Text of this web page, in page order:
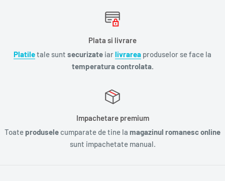
Plata si livrare
Platiletale sunt securizate iarlivrarea produselor se face la
temperatura controlata.
Impachetare premium
Toate produsele cumparate de tine la magazinul romanesc online
sunt impachetate manual.